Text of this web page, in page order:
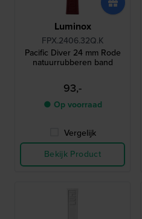
Luminox
FPX.2406.32Q.K
Pacific Diver 24 mm Rode
natuurrubberen band
93,-
● Op voorraad
Vergelijk
Bekijk Product